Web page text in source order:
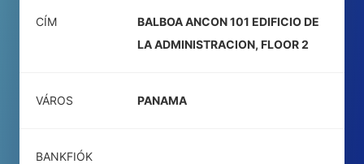
CÍM
BALBOA ANCON 101 EDIFICIO DE
LA ADMINISTRACION, FLOOR 2
VÁROS PANAMA
BANKFIÓK